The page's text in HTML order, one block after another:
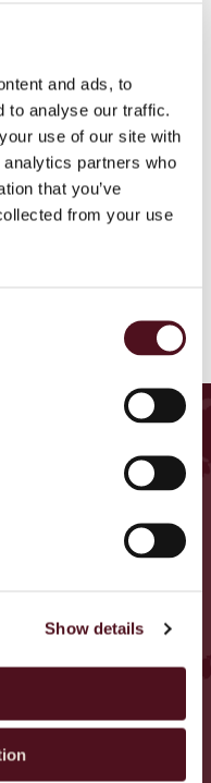
and ads, to
to analyse our traffic.
use of our site with
partners who
that you’ve
from your use
Show details
over 16 years old. By
Privacy Policy
Sense campaign’s
W RAMACH
OKOLICY